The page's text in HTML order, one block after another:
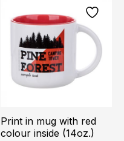
Print in mug with red
colour inside (14oz.)